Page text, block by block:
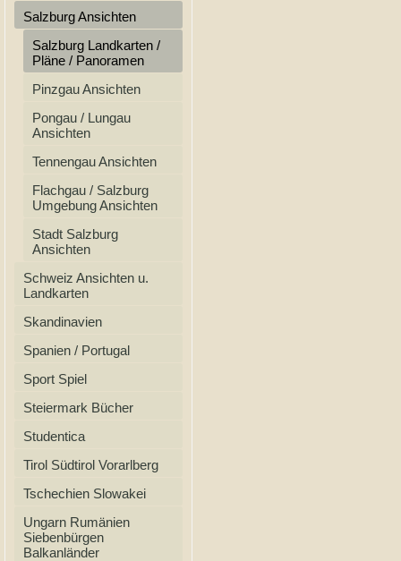
Salzburg Ansichten
Salzburg Landkarten /
Pläne / Panoramen
Pinzgau Ansichten
Pongau / Lungau
Ansichten
Tennengau Ansichten
Flachgau / Salzburg
Umgebung Ansichten
Stadt Salzburg
Ansichten
Schweiz Ansichten u.
Landkarten
Skandinavien
Spanien / Portugal
Sport Spiel
Steiermark Bücher
Studentica
Tirol Südtirol Vorarlberg
Tschechien Slowakei
Ungarn Rumänien
Siebenbürgen
Balkanländer